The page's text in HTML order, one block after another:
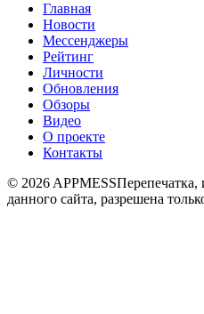
Главная
Новости
Мессенджеры
Рейтинг
Личности
Обновления
Обзоры
Видео
О проекте
Контакты
© 2026 APPMESSПерепечатка,
данного сайта, разрешена